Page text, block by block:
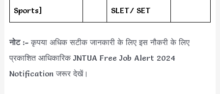
Sports]
SLET/ SET
नोट :-कृपया अधिक सटीक जानकारी के लिए इस नौकरी के लिए
प्रकाशित आधिकारिक JNTUA Free Job Alert 2024
Notification जरूर देखें।